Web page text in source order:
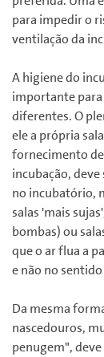
para impedir o
ventilação da
A higiene do
importante para
diferentes. O
ele a própria
fornecimento
incubação,
no incubatório,
salas 'mais
bombas) ou
que o ar flua a
e não no
Da mesma
nascedouros,
penugem",